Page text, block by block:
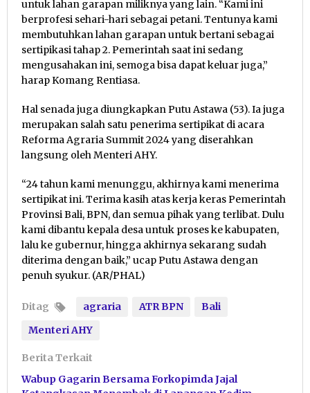
untuk lahan garapan miliknya yang lain. “Kami ini
berprofesi sehari-hari sebagai petani. Tentunya kami
membutuhkan lahan garapan untuk bertani sebagai
sertipikasi tahap 2. Pemerintah saat ini sedang
mengusahakan ini, semoga bisa dapat keluar juga,”
harap Komang Rentiasa.
Hal senada juga diungkapkan Putu Astawa (53). Ia juga
merupakan salah satu penerima sertipikat di acara
Reforma Agraria Summit 2024 yang diserahkan
langsung oleh Menteri AHY.
“24 tahun kami menunggu, akhirnya kami menerima
sertipikat ini. Terima kasih atas kerja keras Pemerintah
Provinsi Bali, BPN, dan semua pihak yang terlibat. Dulu
kami dibantu kepala desa untuk proses ke kabupaten,
lalu ke gubernur, hingga akhirnya sekarang sudah
diterima dengan baik,” ucap Putu Astawa dengan
penuh syukur. (AR/PHAL)
Ditag agraria ATR BPN
Bali
Menteri AHY
Berita Terkait
Wabup Gagarin Bersama Forkopimda Jajal